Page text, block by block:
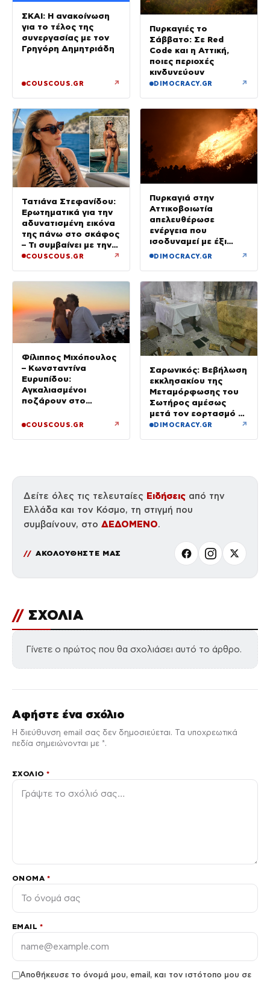
ΣΚΑΙ: Η ανακοίνωση
για το τέλος της
συνεργασίας με τον
Γρηγόρη Δημητριάδη
COUSCOUS.GR ↗
Πυρκαγιές το
Σάββατο: Σε Red
Code και η Αττική,
ποιες περιοχές
κινδυνεύουν
DIMOCRACY.GR ↗
Τατιάνα Στεφανίδου:
Ερωτηματικά για την
αδυνατισμένη εικόνα
της πάνω στο σκάφος
– Τι συμβαίνει με την
υγεία της;
COUSCOUS.GR ↗
Πυρκαγιά στην
Αττικοβοιωτία
απελευθέρωσε
ενέργεια που
ισοδυναμεί με έξι
βόμβες Χιροσίμα
DIMOCRACY.GR ↗
Φίλιππος Μιχόπουλος
– Κωνσταντίνα
Ευρυπίδου:
Αγκαλιασμένοι
ποζάρουν στο
Σαντορίνης
COUSCOUS.GR ↗
Σαρωνικός: Βεβήλωση
εκκλησακίου της
Μεταμόρφωσης του
Σωτήρος αμέσως
μετά τον εορτασμό –
Έσπασαν εικόνες στην
DIMOCRACY.GR ↗
Δείτε όλες τις τελευταίες Ειδήσεις από την
Ελλάδα και τον Κόσμο, τη στιγμή που
συμβαίνουν, στο ΔΕΔΟΜΕΝΟ.
ΑΚΟΛΟΥΘΗΣΤΕ ΜΑΣ
// ΣΧΟΛΙΑ
Γίνετε ο πρώτος που θα σχολιάσει αυτό το άρθρο.
Αφήστε ένα σχόλιο
Η διεύθυνση email σας δεν δημοσιεύεται. Τα υποχρεωτικά
πεδία σημειώνονται με *.
ΣΧΌΛΙΟ*
ΌΝΟΜΑ *
EMAIL *
Αποθήκευσε το όνομά μου, email, και τον ιστότοπο μου σε